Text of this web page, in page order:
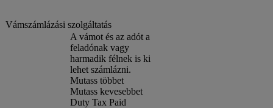
Vámszámlázási szolgáltatás
A vámot és az adót a
feladónak vagy
harmadik félnek is ki
lehet számlázni.
Mutass többet
Mutass kevesebbet
Duty Tax Paid